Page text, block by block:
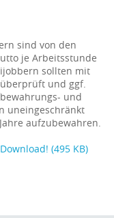
sind von den
je Arbeitsstunde
sollten mit
und ggf.
und
uneingeschränkt
aufzubewahren.
(495 KB)